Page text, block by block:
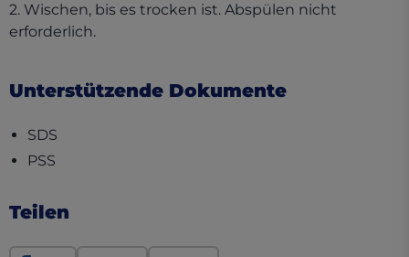
2. Wischen, bis es trocken ist. Abspülen nicht
erforderlich.
Unterstützende Dokumente
SDS
PSS
Teilen